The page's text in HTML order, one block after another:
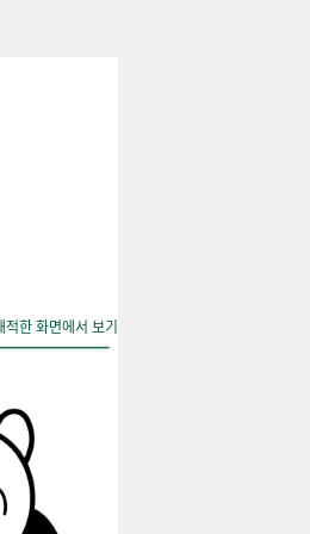
적한 화면에서 보기